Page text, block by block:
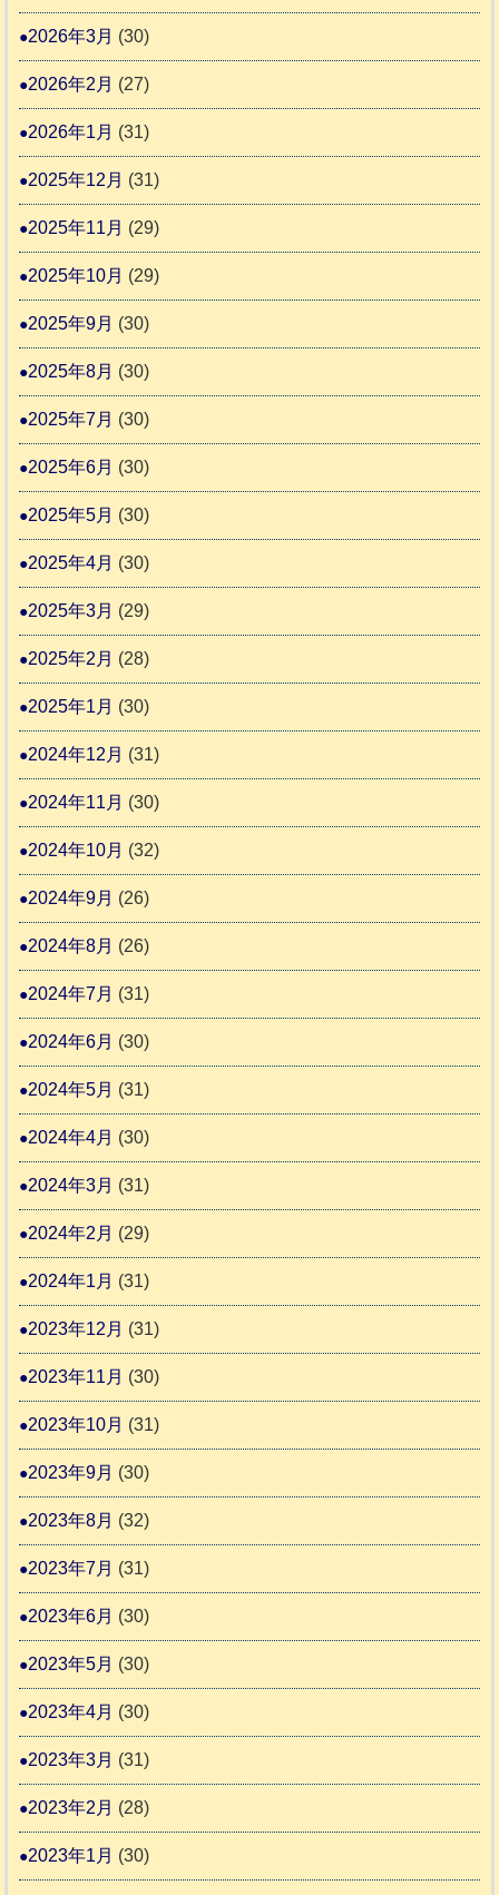
す
物
推
2026年3月 (30)
2026年2月 (27)
2026年1月 (31)
2025年12月 (31)
2025年11月 (29)
2025年10月 (29)
2025年9月 (30)
2025年8月 (30)
2025年7月 (30)
2025年6月 (30)
2025年5月 (30)
2025年4月 (30)
2025年3月 (29)
2025年2月 (28)
2025年1月 (30)
2024年12月 (31)
2024年11月 (30)
2024年10月 (32)
2024年9月 (26)
2024年8月 (26)
2024年7月 (31)
2024年6月 (30)
2024年5月 (31)
2024年4月 (30)
2024年3月 (31)
2024年2月 (29)
2024年1月 (31)
2023年12月 (31)
2023年11月 (30)
2023年10月 (31)
2023年9月 (30)
2023年8月 (32)
2023年7月 (31)
2023年6月 (30)
2023年5月 (30)
2023年4月 (30)
2023年3月 (31)
2023年2月 (28)
2023年1月 (30)